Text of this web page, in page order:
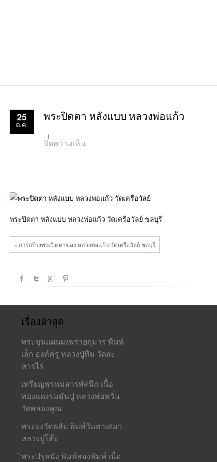
25
ต.ค.
พระปิดตา หลังแบบ หลวงพ่อแก้ว
ปิดความเห็นบน
พ่อ
แก้ว
พระปิดตา หลังแบบ หลวงพ่อแก้ว วัดเครือวัลย์ ชลบุรี
« การสร้างพระปิดตาของ หลวงพ่อแก้ว วัดเครือวัลย์ ชลบุรี
เรื่องล่าสุด
พระขุนแผนผงพรายกุมาร พิมพ์
เล็ก องค์ครู หลวงปู่ทิม วัดละ
หารไร่
เหรียญพรหมสารพัดนึก เนื้อ
ทองแดงรมมันปู หลวงพ่อหวั่น
วัดคลองคูณ
พระผงวัดพลับ พิมพ์วันทาเสมา
หลวงปู่โต๊ะ
ิพระปรุหนัง พิมพ์ลองพิมพ์ เนื้อ